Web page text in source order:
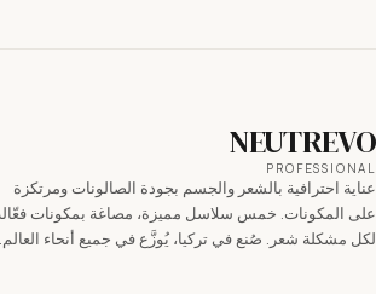
احترافية بالشعر والجسم بجودة الصالونات ومرتكزة
المكونات. خمس سلاسل مميزة، مصاغة بمكونات فعّالة
مشكلة شعر. صُنع في تركيا، يُوزَّع في جميع أنحاء العالم.